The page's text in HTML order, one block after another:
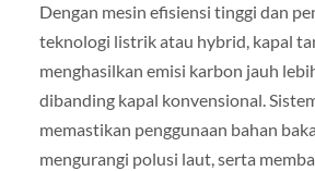
Dengan mesin efisiensi tinggi dan
teknologi listrik atau hybrid, kapal
menghasilkan emisi karbon jauh
dibanding kapal konvensional.
memastikan penggunaan bahan
mengurangi polusi laut, serta